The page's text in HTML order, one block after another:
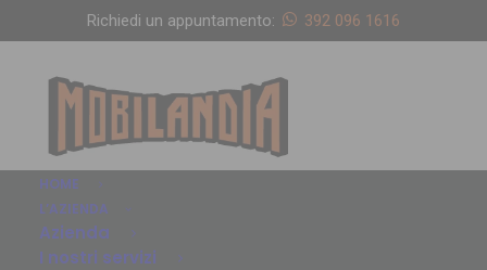
Richiedi un appuntamento: 392 096 1616
HOME
L’AZIENDA
Azienda
I nostri servizi